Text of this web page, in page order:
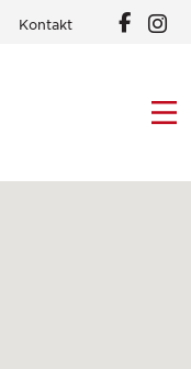
Kontakt